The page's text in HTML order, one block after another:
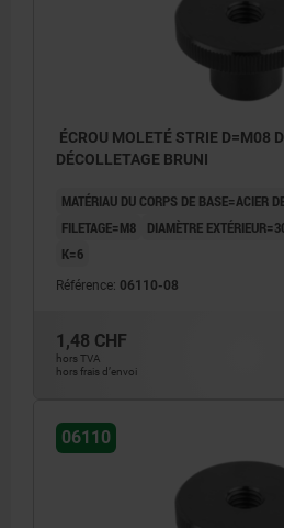
ÉCROU MOLETÉ STRIE D=M08 D1=30 H=18, ACIER DE
DÉCOLLETAGE BRUNI
MATÉRIAU DU CORPS DE BASE=ACIER
FILETAGE=M8
DIAMÈTRE
K=6
Référence: 06110-08
1,48 CHF
hors TVA
hors frais d’envoi
06110